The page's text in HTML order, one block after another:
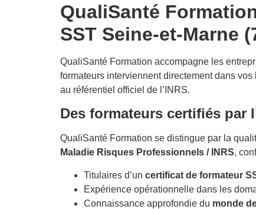
QualiSanté
SST Seine-et-Marne
QualiSanté Formation accompagne les
formateurs interviennent directement dans
au référentiel officiel de l’INRS.
Des formateurs certifiés par
QualiSanté Formation se distingue par la
Maladie Risques Professionnels / INRS,
Titulaires d’un certificat de formateur
Expérience opérationnelle dans les
Connaissance approfondie du monde